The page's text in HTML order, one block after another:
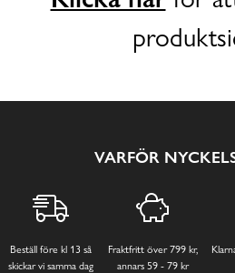
VARFÖR
Beställ före kl 13 så
skickar vi samma dag
Fraktfritt över 799 kr,
annars 59 - 79 kr